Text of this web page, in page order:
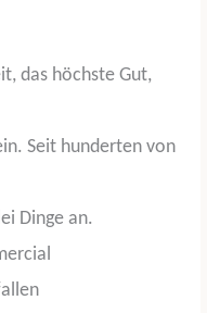
das höchste Gut,
Seit hunderten von
Dinge an.